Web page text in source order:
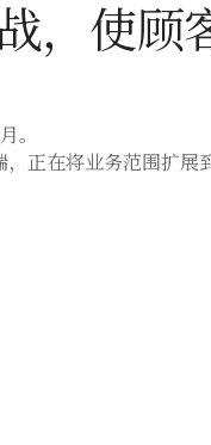
使顾
。
正在将业务范围扩